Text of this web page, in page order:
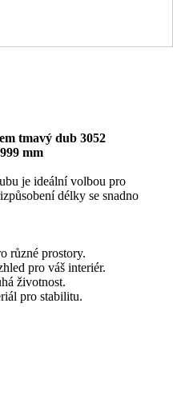
tmavý dub 3052
mm
je ideální volbou pro
délky se snadno
různé prostory.
pro váš interiér.
životnost.
pro stabilitu.